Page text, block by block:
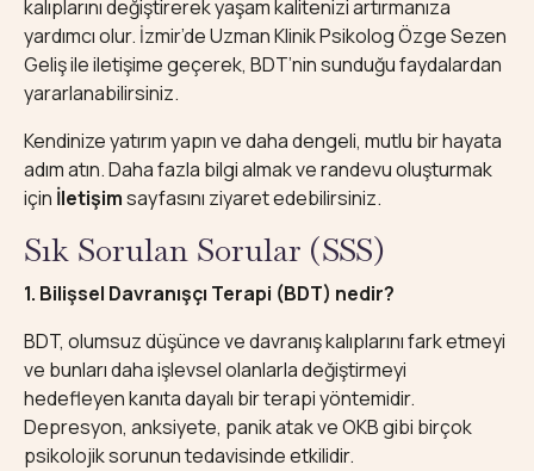
kalıplarını değiştirerek yaşam kalitenizi artırmanıza
yardımcı olur. İzmir’de Uzman Klinik Psikolog Özge Sezen
Geliş ile iletişime geçerek, BDT’nin sunduğu faydalardan
yararlanabilirsiniz.
Kendinize yatırım yapın ve daha dengeli, mutlu bir hayata
adım atın. Daha fazla bilgi almak ve randevu oluşturmak
için İletişimsayfasını ziyaret edebilirsiniz.
Sık Sorulan Sorular (SSS)
1. Bilişsel Davranışçı Terapi (BDT) nedir?
BDT, olumsuz düşünce ve davranış kalıplarını fark etmeyi
ve bunları daha işlevsel olanlarla değiştirmeyi
hedefleyen kanıta dayalı bir terapi yöntemidir.
Depresyon, anksiyete, panik atak ve OKB gibi birçok
psikolojik sorunun tedavisinde etkilidir.